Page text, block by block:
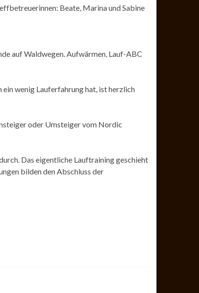
Beate, Marina und Sabine
auf Waldwegen. Aufwärmen, Lauf-ABC
wenig Lauferfahrung hat, ist herzlich
oder Umsteiger vom Nordic
Das eigentliche Lauftraining geschieht
bilden den Abschluss der